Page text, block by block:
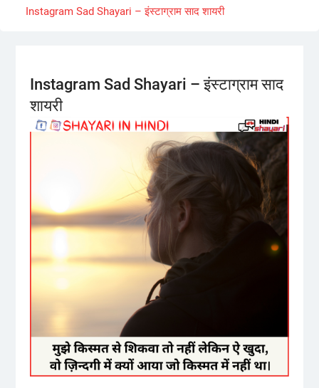
Instagram Sad Shayari – इंस्टाग्राम साद शायरी
Instagram Sad Shayari – इंस्टाग्राम साद
शायरी